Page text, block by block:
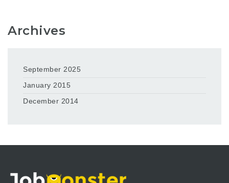
Archives
September 2025
January 2015
December 2014